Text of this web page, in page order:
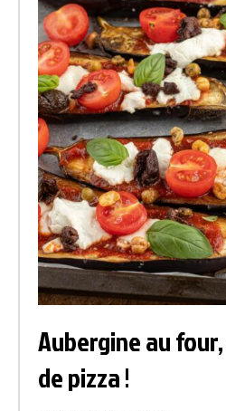
Aubergine au
de pizza !